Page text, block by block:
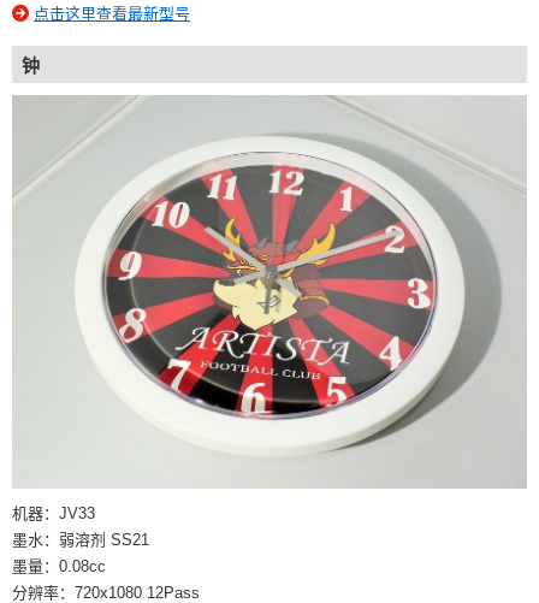
点击这里查看最新型号
钟
机器：JV33
墨水：弱溶剂 SS21
墨量：0.08cc
分辨率：720x1080 12Pass